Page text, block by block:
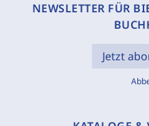
NEWSLETTER FÜR
Jetzt